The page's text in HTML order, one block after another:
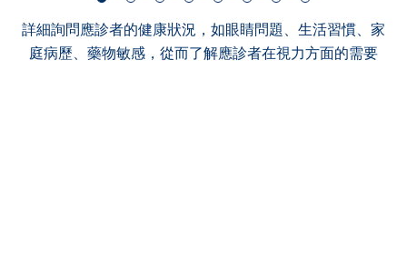
詳細詢問應診者的健康狀況，如眼睛問題、生活習慣、家
庭病歷、藥物敏感，從而了解應診者在視力方面的需要